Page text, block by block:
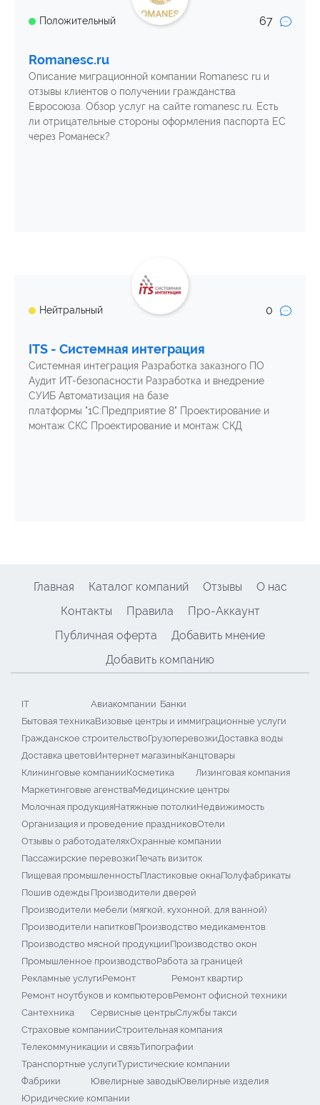
Положительный 67
Romanesc.ru
Описание миграционной компании Romanesc ru и
отзывы клиентов о получении гражданства
Евросоюза. Обзор услуг на сайте romanesc.ru. Есть
ли отрицательные стороны оформления паспорта ЕС
через Романеск?
Нейтральный 0
ITS - Системная интеграция
Системная интеграция Разработка заказного ПО
Аудит ИТ-безопасности Разработка и внедрение
СУИБ Автоматизация на базе
платформы "1С:Предприятие 8" Проектирование и
монтаж СКС Проектирование и монтаж СКД
Главная Каталог компаний Отзывы
О нас
Контакты
Правила
Про-Аккаунт
Публичная оферта
Добавить мнение
Добавить компанию
IT Авиакомпании Банки
Бытовая техникаВизовые центры и иммиграционные услуги
Гражданское строительствоГрузоперевозкиДоставка воды
Доставка цветовИнтернет магазиныКанцтовары
Клининговые компанииКосметика
Лизинговая компания
Маркетинговые агенстваМедицинские центры
Молочная продукцияНатяжные потолкиНедвижимость
Организация и проведение праздниковОтели
Отзывы о работодателяхОхранные компании
Пассажирские перевозкиПечать визиток
Пищевая промышленностьПластиковые окнаПолуфабрикаты
Пошив одежды Производители дверей
Производители мебели (мягкой, кухонной, для ванной)
Производители напитковПроизводство медикаментов
Производство мясной продукцииПроизводство окон
Промышленное производствоРабота за границей
Рекламные услугиРемонт
Ремонт квартир
Ремонт ноутбуков и компьютеровРемонт офисной техники
Сантехника
Сервисные центрыСлужбы такси
Страховые компанииСтроительная компания
Телекоммуникации и связьТипографии
Транспортные услугиТуристические компании
Фабрики
Ювелирные заводыЮвелирные изделия
Юридические компании